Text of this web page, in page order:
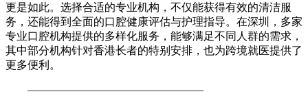
更是如此。选择合适的专业机构，不仅能获得有效的清洁服
务，还能得到全面的口腔健康评估与护理指导。在深圳，多家
专业口腔机构提供的多样化服务，能够满足不同人群的需求，
其中部分机构针对香港长者的特别安排，也为跨境就医提供了
更多便利。
————————————————